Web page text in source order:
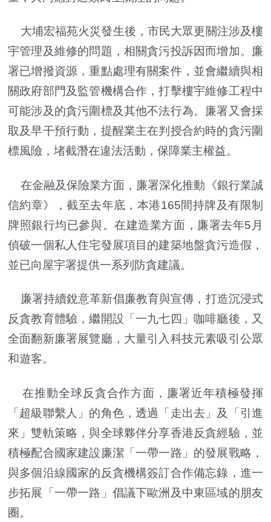
大埔宏福苑火災發生後，市民大眾更關注涉及樓
宇管理及維修的問題，相關貪污投訴因而增加。廉
署已增撥資源，重點處理有關案件，並會繼續與相
關政府部門及監管機構合作，打擊樓宇維修工程中
可能涉及的貪污圍標及其他不法行為。廉署又會採
取及早干預行動，提醒業主在判授合約時的貪污圍
標風險，堵截潛在違法活動，保障業主權益。
在金融及保險業方面，廉署深化推動《銀行業誠
信約章》，截至去年底，本港165間持牌及有限制
牌照銀行均已參與。在建造業方面，廉署去年5月
偵破一個私人住宅發展項目的建築地盤貪污造假，
並已向屋宇署提供一系列防貪建議。
廉署持續銳意革新倡廉教育與宣傳，打造沉浸式
反貪教育體驗，繼開設「一九七四」咖啡廳後，又
全面翻新廉署展覽廳，大量引入科技元素吸引公眾
和遊客。
在推動全球反貪合作方面，廉署近年積極發揮
「超級聯繫人」的角色，透過「走出去」及「引進
來」雙軌策略，與全球夥伴分享香港反貪經驗，並
積極配合國家建設廉潔「一帶一路」的發展戰略，
與多個沿線國家的反貪機構簽訂合作備忘錄，進一
步拓展「一帶一路」倡議下歐洲及中東區域的朋友
圈。